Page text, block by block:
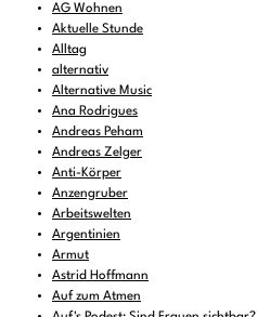
AG Wohnen
Aktuelle Stunde
Alltag
alternativ
Alternative Music
Ana Rodrigues
Andreas Peham
Andreas Zelger
Anti-Körper
Anzengruber
Arbeitswelten
Argentinien
Armut
Astrid Hoffmann
Auf zum Atmen